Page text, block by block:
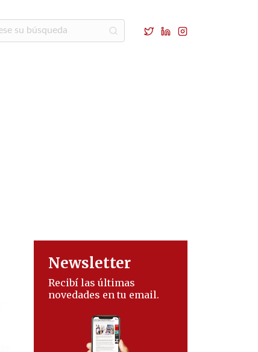
Newsletter
Recibí las últimas
novedades en tu email.